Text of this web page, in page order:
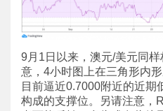
9月1日以来，澳元/美元同
意，4小时图上在三角形内
目前逼近0.7000附近的近期
构成的支撑位。另请注意，